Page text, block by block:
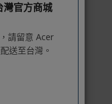
官方商城
請留意 Acer
送至台灣。